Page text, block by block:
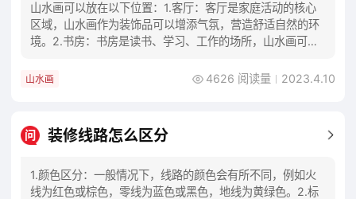
山水画可以放在以下位置：1.客厅：客厅是家庭活动的核心
区域，山水画作为装饰品可以增添气氛，营造舒适自然的环
境。2.书房：书房是读书、学习、工作的场所，山水画可以
山水画 4626 阅读量 2023.4.10
问 装修线路怎么区分
1.颜色区分：一般情况下，线路的颜色会有所不同，例如火
线为红色或棕色，零线为蓝色或黑色，地线为黄绿色。2.标